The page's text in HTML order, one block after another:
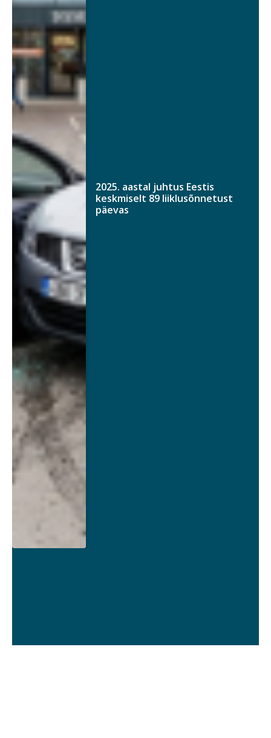
2025. aastal juhtus Eestis
keskmiselt 89 liiklusõnnetust
päevas